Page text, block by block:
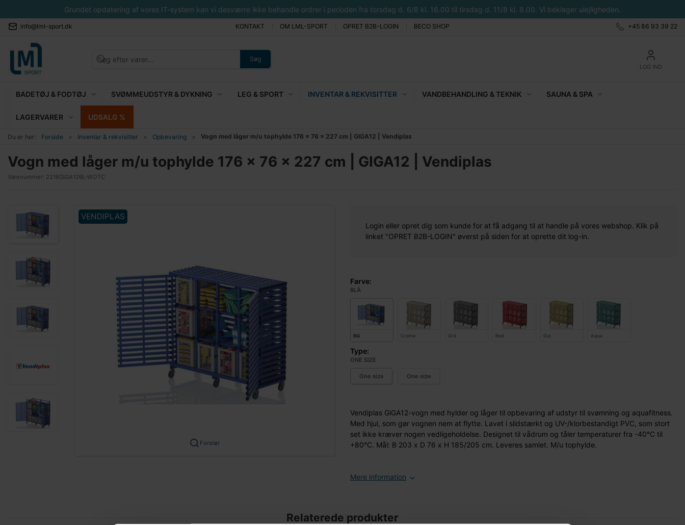
Grundet opdatering af vores IT-system kan vi desværre ikke behandle ordrer i perioden fra torsdag d. 6/8 kl. 16.00 til tirsdag d. 11/8 kl. 8.00. Vi beklager ulejligheden.
info@lml-sport.dk KONTAKT OM LML-SPORT OPRET B2B-LOGIN BECO SHOP +45 86 93 39 22
Søg
LOG IND
BADETØJ & FODTØJ SVØMMEUDSTYR & DYKNING LEG & SPORT INVENTAR & REKVISITTER VANDBEHANDLING & TEKNIK SAUNA & SPA
LAGERVARER UDSALG %
Du er her: Forside Inventar & rekvisitter Opbevaring Vogn med låger m/u tophylde 176 x 76 x 227 cm | GIGA12 | Vendiplas
Vogn med låger m/u tophylde 176 x 76 x 227 cm | GIGA12 | Vendiplas
Varenummer: 2216GIGA12BL-WOTC
VENDIPLAS
Forstør
Login eller opret dig som kunde for at få adgang til at handle på vores webshop. Klik på
linket "OPRET B2B-LOGIN" øverst på siden for at oprette dit log-in.
Farve:
BLÅ
Blå Creme Grå Red Gul Aqua
Type:
ONE SIZE
One size One size
Vendiplas GiGA12-vogn med hylder og låger til opbevaring af udstyr til svømning og aquafitness.
Med hjul, som gør vognen nem at flytte. Lavet i slidstærkt og UV-/klorbestandigt PVC, som stort
set ikke kræver nogen vedligeholdelse. Designet til vådrum og tåler temperaturer fra -40°C til
+80°C. Mål: B 203 x D 76 x H 185/205 cm. Leveres samlet. M/u tophylde.
Mere information
Relaterede produkter